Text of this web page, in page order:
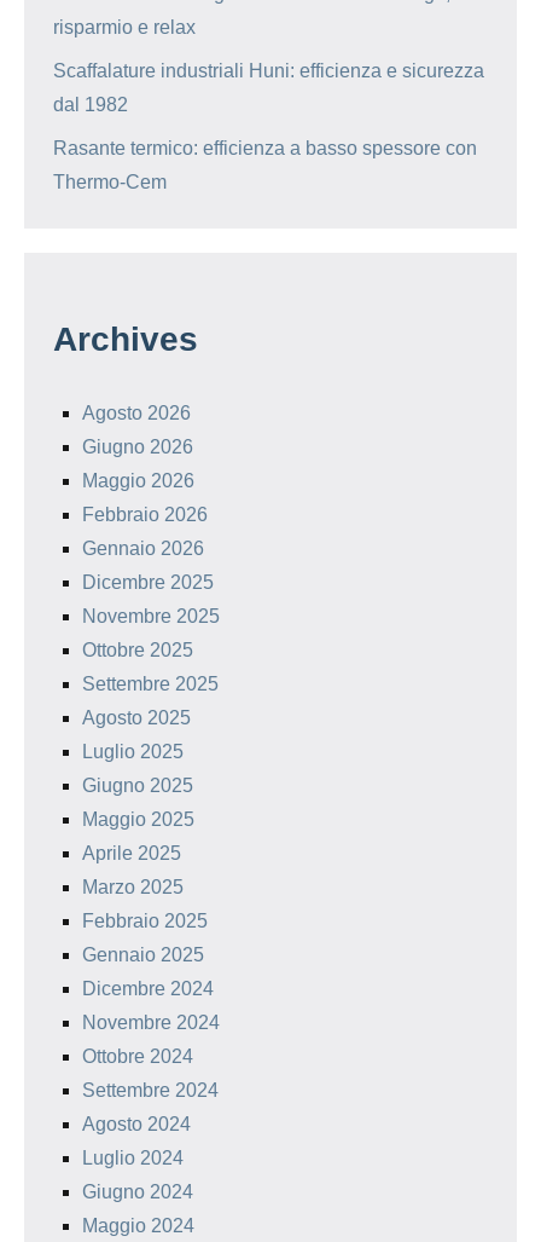
risparmio e relax
Scaffalature industriali Huni: efficienza e sicurezza
dal 1982
Rasante termico: efficienza a basso spessore con
Thermo-Cem
Archives
Agosto 2026
Giugno 2026
Maggio 2026
Febbraio 2026
Gennaio 2026
Dicembre 2025
Novembre 2025
Ottobre 2025
Settembre 2025
Agosto 2025
Luglio 2025
Giugno 2025
Maggio 2025
Aprile 2025
Marzo 2025
Febbraio 2025
Gennaio 2025
Dicembre 2024
Novembre 2024
Ottobre 2024
Settembre 2024
Agosto 2024
Luglio 2024
Giugno 2024
Maggio 2024